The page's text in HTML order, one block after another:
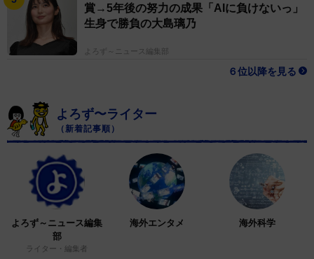
賞→5年後の努力の成果「AIに負けないっ」
生身で勝負の大島璃乃
よろず～ニュース編集部
６位以降を見る
よろず〜ライター
（新着記事順）
よろず～ニュース編集
部
ライター・編集者
海外エンタメ 海外科学